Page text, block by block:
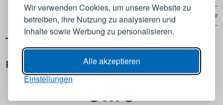
Wir verwenden Cookies, um unsere Website zu
betreiben, ihre Nutzung zu analysieren und
Inhalte sowie Werbung zu personalisieren.
Alle akzeptieren
Einstellungen
IN DEN WARENKORB
und Kräuter aus Marmor mit
Stößel
IN DEN WARENKORB IN
PRODUKTDETAILS
E-Mail-Adresse